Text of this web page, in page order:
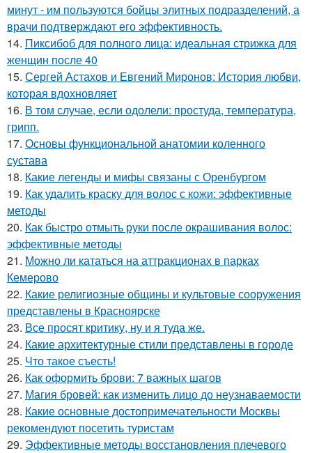
минут - им пользуются бойцы элитных подразделений, а
врачи подтверждают его эффективность.
14. Пиксибоб для полного лица: идеальная стрижка для
женщин после 40
15. Сергей Астахов и Евгений Миронов: История любви,
которая вдохновляет
16. В том случае, если одолели: простуда, температура,
грипп.
17. Основы функциональной анатомии коленного
сустава
18. Какие легенды и мифы связаны с Оренбургом
19. Как удалить краску для волос с кожи: эффективные
методы
20. Как быстро отмыть руки после окрашивания волос:
эффективные методы
21. Можно ли кататься на аттракционах в парках
Кемерово
22. Какие религиозные общины и культовые сооружения
представлены в Красноярске
23. Все просят критику, ну и я туда же.
24. Какие архитектурные стили представлены в городе
25. Что такое съесть!
26. Как оформить брови: 7 важных шагов
27. Магия бровей: как изменить лицо до неузнаваемости
28. Какие основные достопримечательности Москвы
рекомендуют посетить туристам
29. Эффективные методы восстановления плечевого